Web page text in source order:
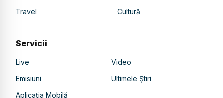
Travel
Cultură
Servicii
Live
Video
Emisiuni
Ultimele Știri
Aplicația Mobilă